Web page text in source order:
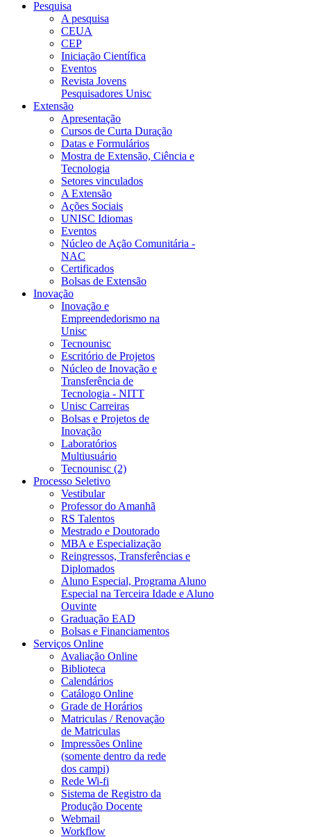
Pesquisa
A pesquisa
CEUA
CEP
Iniciação Científica
Eventos
Revista Jovens
Pesquisadores Unisc
Extensão
Apresentação
Cursos de Curta Duração
Datas e Formulários
Mostra de Extensão, Ciência e
Tecnologia
Setores vinculados
A Extensão
Ações Sociais
UNISC Idiomas
Eventos
Núcleo de Ação Comunitária -
NAC
Certificados
Bolsas de Extensão
Inovação
Inovação e
Empreendedorismo na
Unisc
Tecnounisc
Escritório de Projetos
Núcleo de Inovação e
Transferência de
Tecnologia - NITT
Unisc Carreiras
Bolsas e Projetos de
Inovação
Laboratórios
Multiusuário
Tecnounisc (2)
Processo Seletivo
Vestibular
Professor do Amanhã
RS Talentos
Mestrado e Doutorado
MBA e Especialização
Reingressos, Transferências e
Diplomados
Aluno Especial, Programa Aluno
Especial na Terceira Idade e Aluno
Ouvinte
Graduação EAD
Bolsas e Financiamentos
Serviços Online
Avaliação Online
Biblioteca
Calendários
Catálogo Online
Grade de Horários
Matriculas / Renovação
de Matriculas
Impressões Online
(somente dentro da rede
dos campi)
Rede Wi-fi
Sistema de Registro da
Produção Docente
Webmail
Workflow